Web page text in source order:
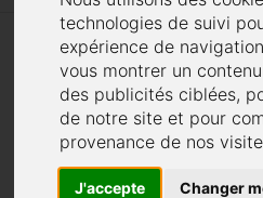
technologies de suivi
expérience de
vous montrer un
des publicités ciblées,
de notre site et pour
provenance de nos
J'accepte Changer
Honoraires
L'honoraire constitue la
l'avocat. Il est fixé librement